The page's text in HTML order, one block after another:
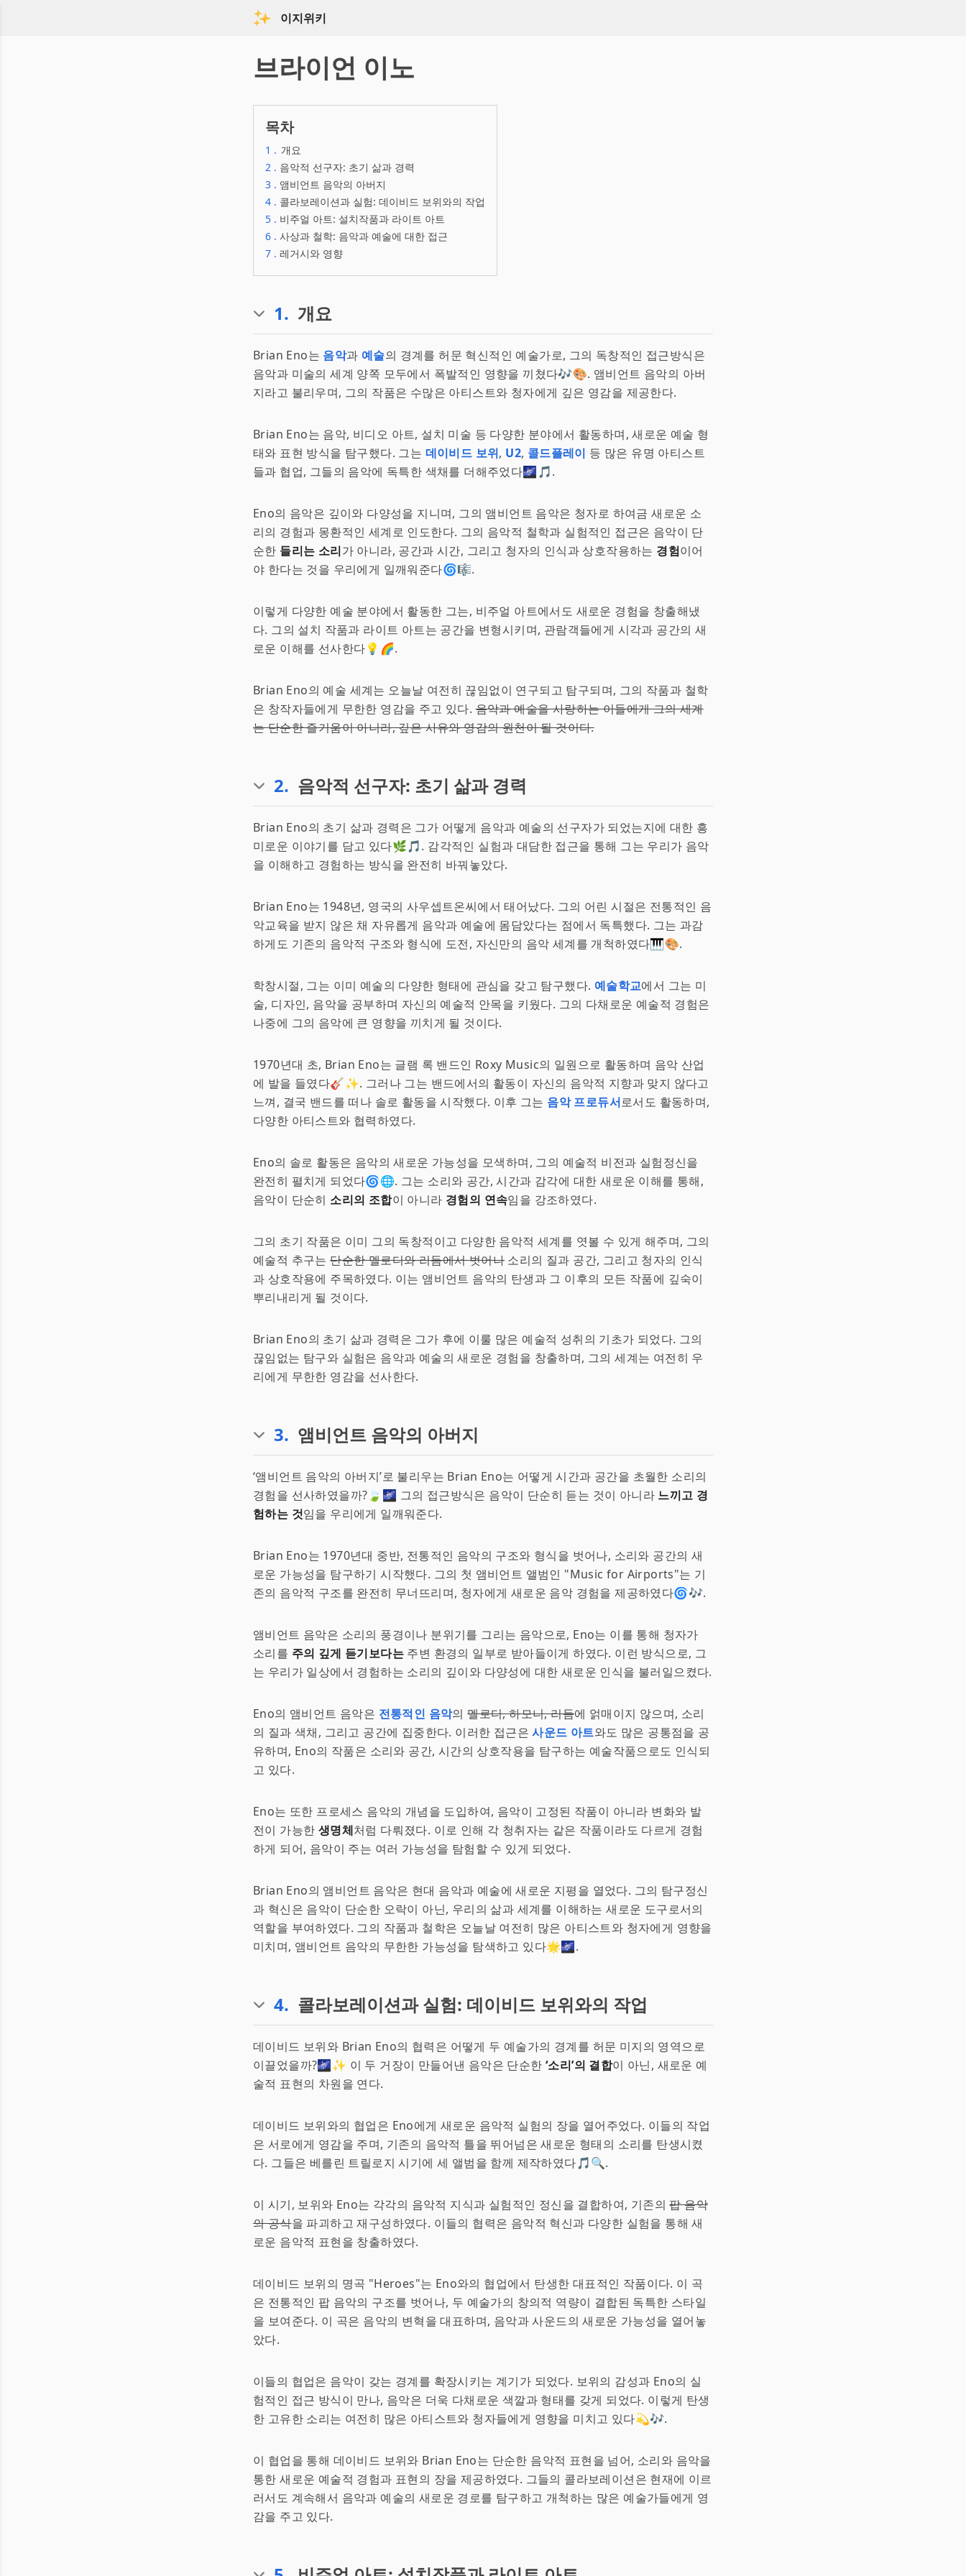
이지위키
브라이언 이노
목차
1 . 개요
2 . 음악적 선구자: 초기 삶과 경력
3 . 앰비언트 음악의 아버지
4 . 콜라보레이션과 실험: 데이비드 보위와의 작업
5 . 비주얼 아트: 설치작품과 라이트 아트
6 . 사상과 철학: 음악과 예술에 대한 접근
7 . 레거시와 영향
1. 개요
Brian Eno는 음악과 예술의 경계를 허문 혁신적인 예술가로, 그의 독창적인 접근방식은
음악과 미술의 세계 양쪽 모두에서 폭발적인 영향을 끼쳤다🎶🎨. 앰비언트 음악의 아버
지라고 불리우며, 그의 작품은 수많은 아티스트와 청자에게 깊은 영감을 제공한다.
Brian Eno는 음악, 비디오 아트, 설치 미술 등 다양한 분야에서 활동하며, 새로운 예술 형
태와 표현 방식을 탐구했다. 그는 데이비드 보위, U2, 콜드플레이 등 많은 유명 아티스트
들과 협업, 그들의 음악에 독특한 색채를 더해주었다🌌🎵.
Eno의 음악은 깊이와 다양성을 지니며, 그의 앰비언트 음악은 청자로 하여금 새로운 소
리의 경험과 몽환적인 세계로 인도한다. 그의 음악적 철학과 실험적인 접근은 음악이 단
순한 들리는 소리가 아니라, 공간과 시간, 그리고 청자의 인식과 상호작용하는 경험이어
야 한다는 것을 우리에게 일깨워준다🌀🎼.
이렇게 다양한 예술 분야에서 활동한 그는, 비주얼 아트에서도 새로운 경험을 창출해냈
다. 그의 설치 작품과 라이트 아트는 공간을 변형시키며, 관람객들에게 시각과 공간의 새
로운 이해를 선사한다💡🌈.
Brian Eno의 예술 세계는 오늘날 여전히 끊임없이 연구되고 탐구되며, 그의 작품과 철학
은 창작자들에게 무한한 영감을 주고 있다.음악과 예술을 사랑하는 이들에게 그의 세계
는 단순한 즐거움이 아니라, 깊은 사유와 영감의 원천이 될 것이다.
2. 음악적 선구자: 초기 삶과 경력
Brian Eno의 초기 삶과 경력은 그가 어떻게 음악과 예술의 선구자가 되었는지에 대한 흥
미로운 이야기를 담고 있다🌿🎵. 감각적인 실험과 대담한 접근을 통해 그는 우리가 음악
을 이해하고 경험하는 방식을 완전히 바꿔놓았다.
Brian Eno는 1948년, 영국의 사우셉트온씨에서 태어났다. 그의 어린 시절은 전통적인 음
악교육을 받지 않은 채 자유롭게 음악과 예술에 몸담았다는 점에서 독특했다. 그는 과감
하게도 기존의 음악적 구조와 형식에 도전, 자신만의 음악 세계를 개척하였다🎹🎨.
학창시절, 그는 이미 예술의 다양한 형태에 관심을 갖고 탐구했다. 예술학교에서 그는 미
술, 디자인, 음악을 공부하며 자신의 예술적 안목을 키웠다. 그의 다채로운 예술적 경험은
나중에 그의 음악에 큰 영향을 끼치게 될 것이다.
1970년대 초, Brian Eno는 글램 록 밴드인 Roxy Music의 일원으로 활동하며 음악 산업
에 발을 들였다🎸✨. 그러나 그는 밴드에서의 활동이 자신의 음악적 지향과 맞지 않다고
느껴, 결국 밴드를 떠나 솔로 활동을 시작했다. 이후 그는 음악 프로듀서로서도 활동하며,
다양한 아티스트와 협력하였다.
Eno의 솔로 활동은 음악의 새로운 가능성을 모색하며, 그의 예술적 비전과 실험정신을
완전히 펼치게 되었다🌀🌐. 그는 소리와 공간, 시간과 감각에 대한 새로운 이해를 통해,
음악이 단순히 소리의 조합이 아니라 경험의 연속임을 강조하였다.
그의 초기 작품은 이미 그의 독창적이고 다양한 음악적 세계를 엿볼 수 있게 해주며, 그의
예술적 추구는단순한 멜로디와 리듬에서 벗어나 소리의 질과 공간, 그리고 청자의 인식
과 상호작용에 주목하였다. 이는 앰비언트 음악의 탄생과 그 이후의 모든 작품에 깊숙이
뿌리내리게 될 것이다.
Brian Eno의 초기 삶과 경력은 그가 후에 이룰 많은 예술적 성취의 기초가 되었다. 그의
끊임없는 탐구와 실험은 음악과 예술의 새로운 경험을 창출하며, 그의 세계는 여전히 우
리에게 무한한 영감을 선사한다.
3. 앰비언트 음악의 아버지
‘앰비언트 음악의 아버지’로 불리우는 Brian Eno는 어떻게 시간과 공간을 초월한 소리의
경험을 선사하였을까?🍃🌌 그의 접근방식은 음악이 단순히 듣는 것이 아니라 느끼고 경
험하는 것임을 우리에게 일깨워준다.
Brian Eno는 1970년대 중반, 전통적인 음악의 구조와 형식을 벗어나, 소리와 공간의 새
로운 가능성을 탐구하기 시작했다. 그의 첫 앰비언트 앨범인 "Music for Airports"는 기
존의 음악적 구조를 완전히 무너뜨리며, 청자에게 새로운 음악 경험을 제공하였다🌀🎶.
앰비언트 음악은 소리의 풍경이나 분위기를 그리는 음악으로, Eno는 이를 통해 청자가
소리를 주의 깊게 듣기보다는 주변 환경의 일부로 받아들이게 하였다. 이런 방식으로, 그
는 우리가 일상에서 경험하는 소리의 깊이와 다양성에 대한 새로운 인식을 불러일으켰다.
Eno의 앰비언트 음악은 전통적인 음악의멜로디, 하모니, 리듬에 얽매이지 않으며, 소리
의 질과 색채, 그리고 공간에 집중한다. 이러한 접근은사운드 아트와도 많은 공통점을 공
유하며, Eno의 작품은 소리와 공간, 시간의 상호작용을 탐구하는 예술작품으로도 인식되
고 있다.
Eno는 또한 프로세스 음악의 개념을 도입하여, 음악이 고정된 작품이 아니라 변화와 발
전이 가능한 생명체처럼 다뤄졌다. 이로 인해 각 청취자는 같은 작품이라도 다르게 경험
하게 되어, 음악이 주는 여러 가능성을 탐험할 수 있게 되었다.
Brian Eno의 앰비언트 음악은 현대 음악과 예술에 새로운 지평을 열었다. 그의 탐구정신
과 혁신은 음악이 단순한 오락이 아닌, 우리의 삶과 세계를 이해하는 새로운 도구로서의
역할을 부여하였다. 그의 작품과 철학은 오늘날 여전히 많은 아티스트와 청자에게 영향을
미치며, 앰비언트 음악의 무한한 가능성을 탐색하고 있다🌟🌌.
4. 콜라보레이션과 실험: 데이비드 보위와의 작업
데이비드 보위와 Brian Eno의 협력은 어떻게 두 예술가의 경계를 허문 미지의 영역으로
이끌었을까?🌌✨ 이 두 거장이 만들어낸 음악은 단순한 ‘소리’의 결합이 아닌, 새로운 예
술적 표현의 차원을 연다.
데이비드 보위와의 협업은 Eno에게 새로운 음악적 실험의 장을 열어주었다. 이들의 작업
은 서로에게 영감을 주며, 기존의 음악적 틀을 뛰어넘은 새로운 형태의 소리를 탄생시켰
다. 그들은 베를린 트릴로지 시기에 세 앨범을 함께 제작하였다🎵🔍.
이 시기, 보위와 Eno는 각각의 음악적 지식과 실험적인 정신을 결합하여, 기존의팝 음악
의 공식을 파괴하고 재구성하였다. 이들의 협력은 음악적 혁신과 다양한 실험을 통해 새
로운 음악적 표현을 창출하였다.
데이비드 보위의 명곡 "Heroes"는 Eno와의 협업에서 탄생한 대표적인 작품이다. 이 곡
은 전통적인 팝 음악의 구조를 벗어나, 두 예술가의 창의적 역량이 결합된 독특한 스타일
을 보여준다. 이 곡은 음악의 변혁을 대표하며, 음악과 사운드의 새로운 가능성을 열어놓
았다.
이들의 협업은 음악이 갖는 경계를 확장시키는 계기가 되었다. 보위의 감성과 Eno의 실
험적인 접근 방식이 만나, 음악은 더욱 다채로운 색깔과 형태를 갖게 되었다. 이렇게 탄생
한 고유한 소리는 여전히 많은 아티스트와 청자들에게 영향을 미치고 있다💫🎶.
이 협업을 통해 데이비드 보위와 Brian Eno는 단순한 음악적 표현을 넘어, 소리와 음악을
통한 새로운 예술적 경험과 표현의 장을 제공하였다. 그들의 콜라보레이션은 현재에 이르
러서도 계속해서 음악과 예술의 새로운 경로를 탐구하고 개척하는 많은 예술가들에게 영
감을 주고 있다.